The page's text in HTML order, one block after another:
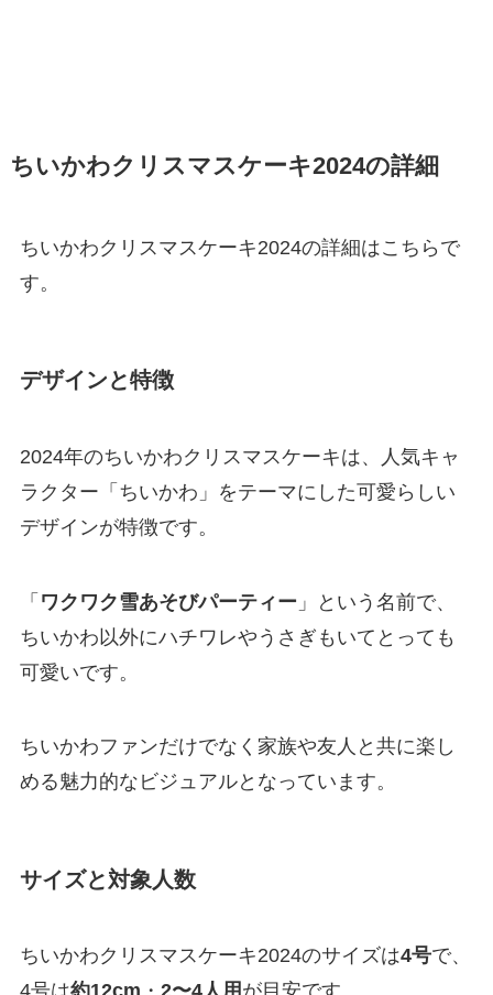
ちいかわクリスマスケーキ2024の詳細
ちいかわクリスマスケーキ2024の詳細はこちらで
す。
デザインと特徴
2024年のちいかわクリスマスケーキは、人気キャ
ラクター「ちいかわ」をテーマにした可愛らしい
デザインが特徴です。
「 ワクワク雪あそびパーティー 」という名前で、
ちいかわ以外にハチワレやうさぎもいてとっても
可愛いです。
ちいかわファンだけでなく家族や友人と共に楽し
める魅力的なビジュアルとなっています。
サイズと対象人数
ちいかわクリスマスケーキ2024のサイズは4号で、